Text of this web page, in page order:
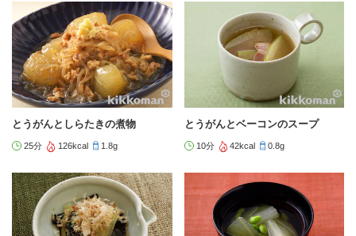
とうがんとしらたきの煮物
25分 126kcal 1.8g
とうがんとベーコンのスープ
10分 42kcal 0.8g